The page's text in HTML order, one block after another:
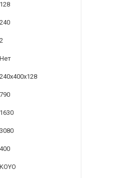
128
240
2
Нет
240x400x128
790
1630
3080
400
KOYO